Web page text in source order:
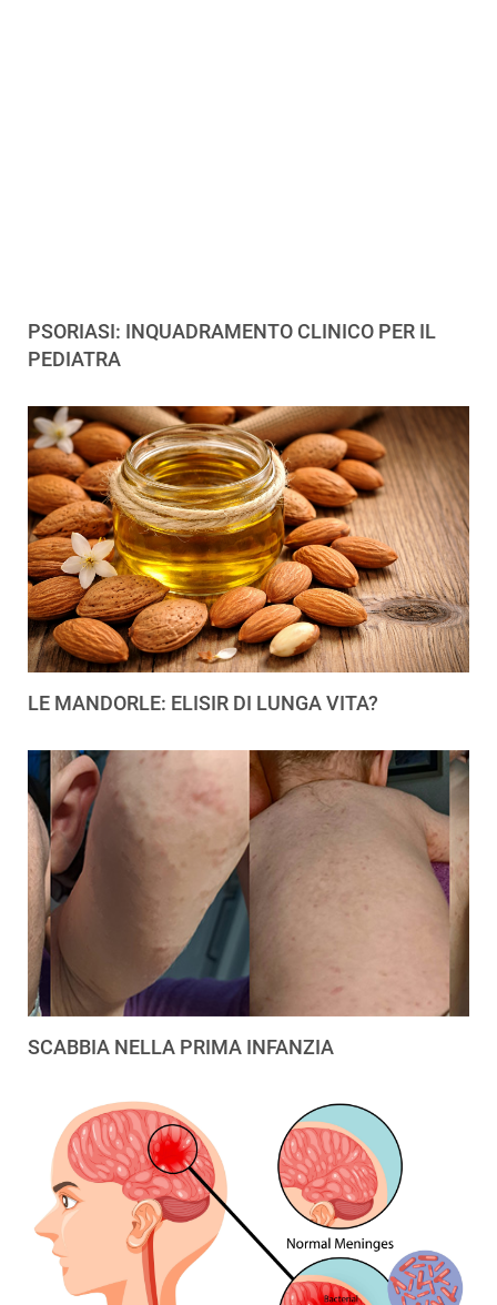
PSORIASI: INQUADRAMENTO CLINICO PER IL
PEDIATRA
LE MANDORLE: ELISIR DI LUNGA VITA?
SCABBIA NELLA PRIMA INFANZIA